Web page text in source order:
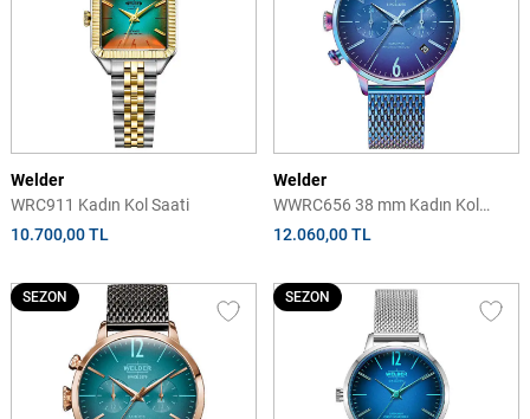
Welder
WRC911 Kadın Kol Saati
10.700,00 TL
Welder
WWRC656 38 mm Kadın Kol
Saati
12.060,00 TL
SEZON SEZON